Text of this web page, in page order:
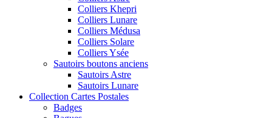
Colliers Khepri
Colliers Lunare
Colliers Médusa
Colliers Solare
Colliers Ysée
Sautoirs boutons anciens
Sautoirs Astre
Sautoirs Lunare
Collection Cartes Postales
Badges